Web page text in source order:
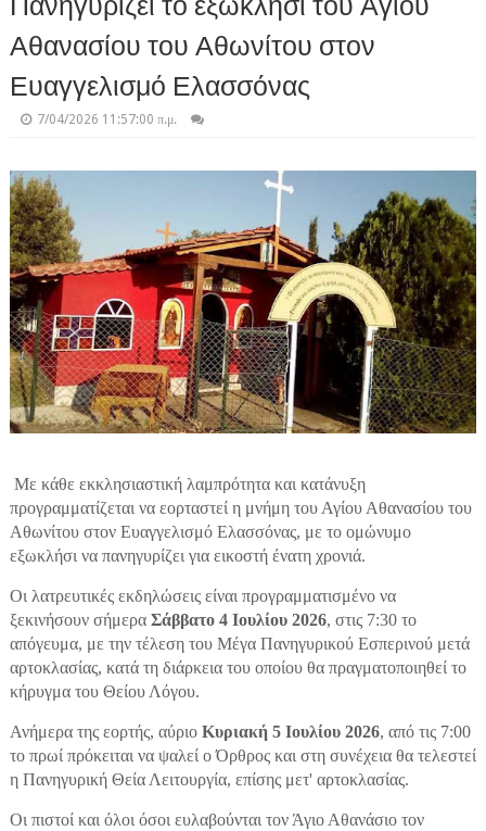
Αθανασίου του Αθωνίτου στον
Ευαγγελισμό Ελασσόνας
7/04/2026 11:57:00 π.μ.
Με κάθε εκκλησιαστική λαμπρότητα και κατάνυξη
προγραμματίζεται να εορταστεί η μνήμη του Αγίου Αθανασίου του
Αθωνίτου στον Ευαγγελισμό Ελασσόνας, με το ομώνυμο
εξωκλήσι να πανηγυρίζει για εικοστή ένατη χρονιά.
Οι λατρευτικές εκδηλώσεις είναι προγραμματισμένο να
ξεκινήσουν σήμερα Σάββατο 4 Ιουλίου 2026, στις 7:30 το
απόγευμα, με την τέλεση του Μέγα Πανηγυρικού Εσπερινού μετά
αρτοκλασίας, κατά τη διάρκεια του οποίου θα πραγματοποιηθεί το
κήρυγμα του Θείου Λόγου.
Ανήμερα της εορτής, αύριο Κυριακή 5 Ιουλίου 2026, από τις 7:00
το πρωί πρόκειται να ψαλεί ο Όρθρος και στη συνέχεια θα τελεστεί
η Πανηγυρική Θεία Λειτουργία, επίσης μετ' αρτοκλασίας.
Οι πιστοί και όλοι όσοι ευλαβούνται τον Άγιο Αθανάσιο τον